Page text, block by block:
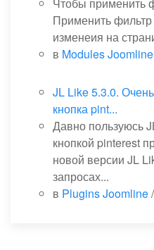
Чтобы применить
Применить
изменеия на
в Modules Joomline
JL Like 5.3.0.
кнопка pint...
Давно пользуюсь
кнопкой pinterest
новой версии JL
запросах...
в Plugins Joomline/